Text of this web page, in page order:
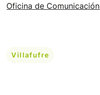
Oficina de Comunicación
Villafufre